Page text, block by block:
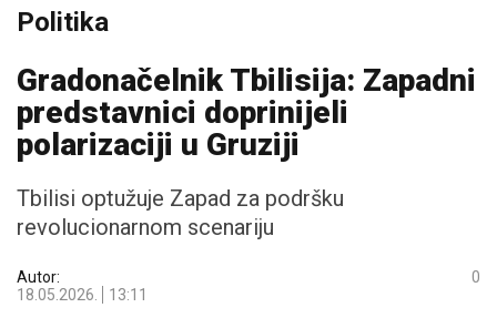
Politika
Gradonačelnik Tbilisija: Zapadni
predstavnici doprinijeli
polarizaciji u Gruziji
Tbilisi optužuje Zapad za podršku
revolucionarnom scenariju
Autor:
18.05.2026.
13:11
0